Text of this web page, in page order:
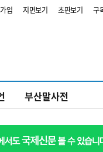
입 지면보기 초판보기 구
부산말사전